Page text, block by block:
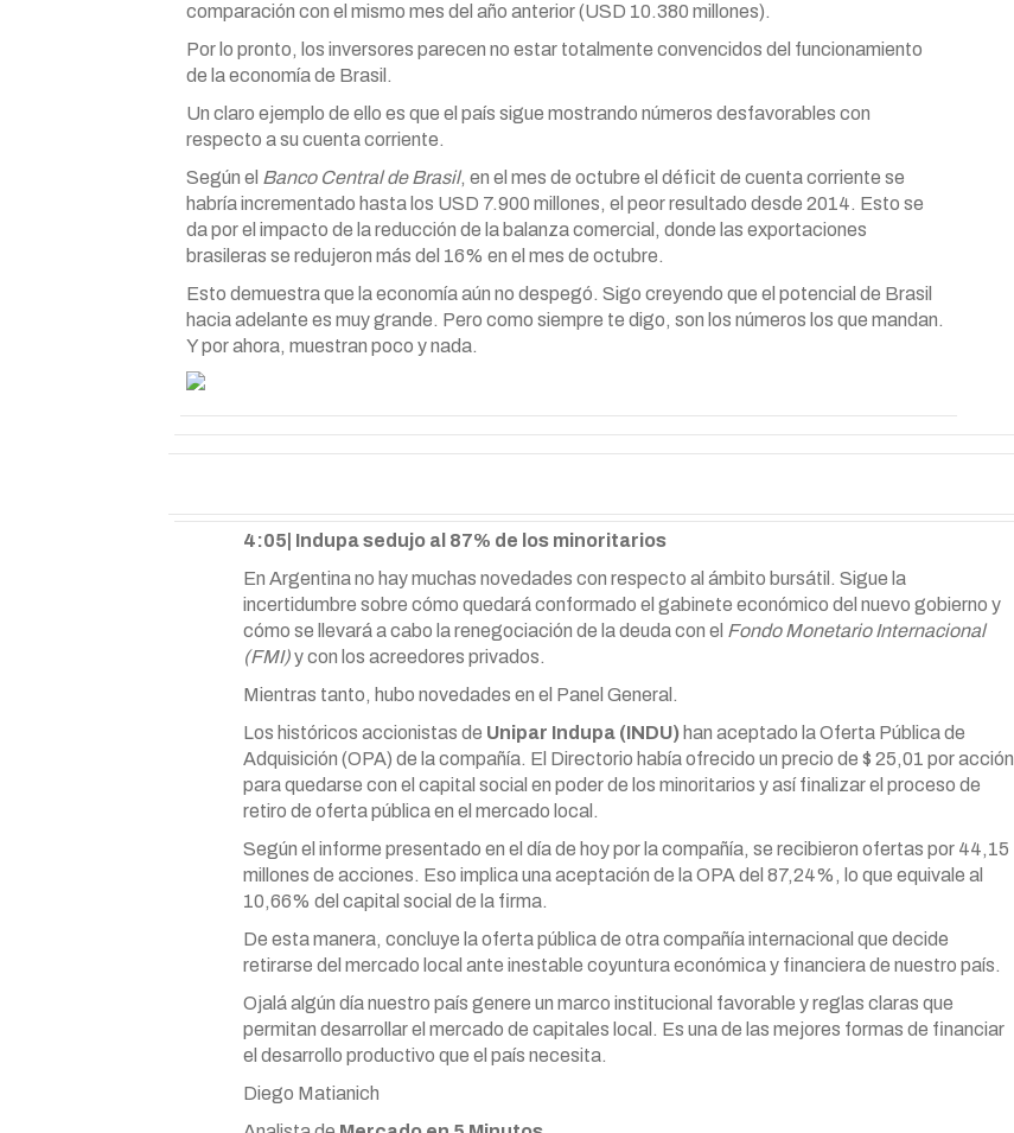
comparación con el mismo mes del año anterior (USD 10.380 millones).
Por lo pronto, los inversores parecen no estar totalmente convencidos del funcionamiento
de la economía de Brasil.
Un claro ejemplo de ello es que el país sigue mostrando números desfavorables con
respecto a su cuenta corriente.
Según el Banco Central de Brasil, en el mes de octubre el déficit de cuenta corriente se
habría incrementado hasta los USD 7.900 millones, el peor resultado desde 2014. Esto se
da por el impacto de la reducción de la balanza comercial, donde las exportaciones
brasileras se redujeron más del 16% en el mes de octubre.
Esto demuestra que la economía aún no despegó. Sigo creyendo que el potencial de Brasil
hacia adelante es muy grande. Pero como siempre te digo, son los números los que mandan.
Y por ahora, muestran poco y nada.
4:05| Indupa sedujo al 87% de los minoritarios
En Argentina no hay muchas novedades con respecto al ámbito bursátil. Sigue la
incertidumbre sobre cómo quedará conformado el gabinete económico del nuevo gobierno y
cómo se llevará a cabo la renegociación de la deuda con el Fondo Monetario Internacional
(FMI)y con los acreedores privados.
Mientras tanto, hubo novedades en el Panel General.
Los históricos accionistas de Unipar Indupa (INDU) han aceptado la Oferta Pública de
Adquisición (OPA) de la compañía. El Directorio había ofrecido un precio de $ 25,01 por acción
para quedarse con el capital social en poder de los minoritarios y así finalizar el proceso de
retiro de oferta pública en el mercado local.
Según el informe presentado en el día de hoy por la compañía, se recibieron ofertas por 44,15
millones de acciones. Eso implica una aceptación de la OPA del 87,24%, lo que equivale al
10,66% del capital social de la firma.
De esta manera, concluye la oferta pública de otra compañía internacional que decide
retirarse del mercado local ante inestable coyuntura económica y financiera de nuestro país.
Ojalá algún día nuestro país genere un marco institucional favorable y reglas claras que
permitan desarrollar el mercado de capitales local. Es una de las mejores formas de financiar
el desarrollo productivo que el país necesita.
Diego Matianich